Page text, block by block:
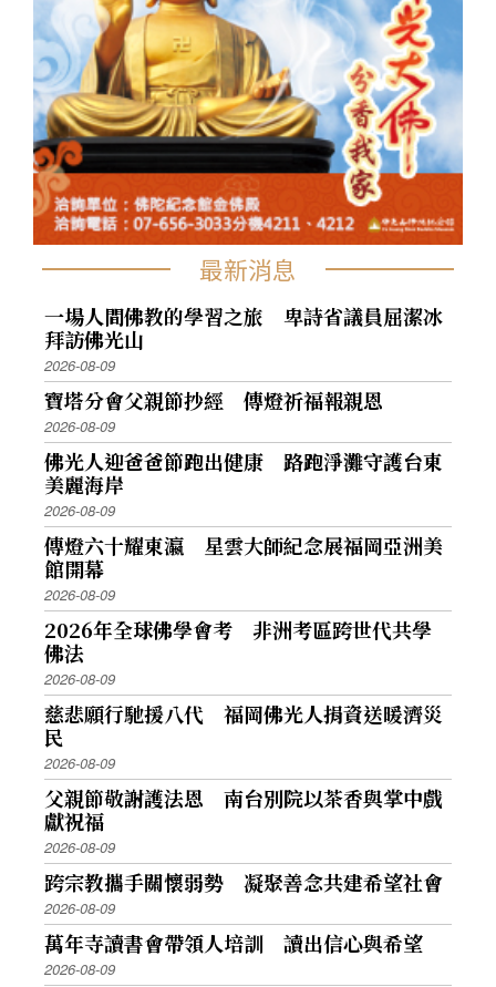
最新消息
一場人間佛教的學習之旅 卑詩省議員屈潔冰
拜訪佛光山
2026-08-09
寶塔分會父親節抄經 傳燈祈福報親恩
2026-08-09
佛光人迎爸爸節跑出健康 路跑淨灘守護台東
美麗海岸
2026-08-09
傳燈六十耀東瀛 星雲大師紀念展福岡亞洲美
館開幕
2026-08-09
2026年全球佛學會考 非洲考區跨世代共學
佛法
2026-08-09
慈悲願行馳援八代 福岡佛光人捐資送暖濟災
民
2026-08-09
父親節敬謝護法恩 南台別院以茶香與掌中戲
獻祝福
2026-08-09
跨宗教攜手關懷弱勢 凝聚善念共建希望社會
2026-08-09
萬年寺讀書會帶領人培訓 讀出信心與希望
2026-08-09